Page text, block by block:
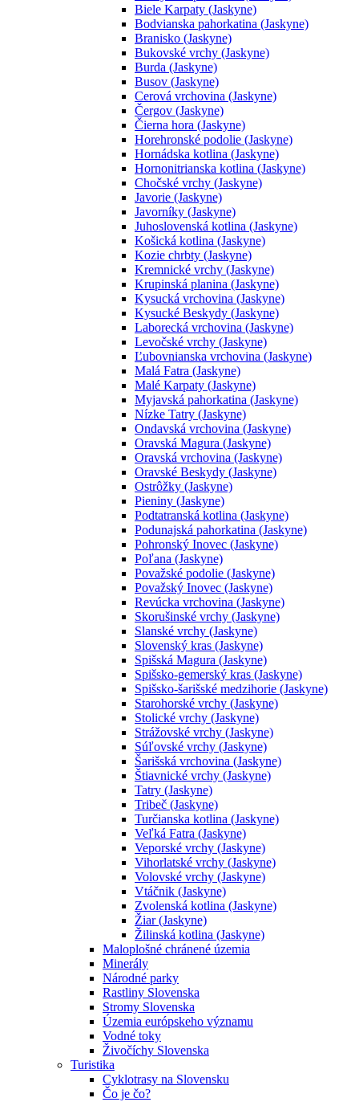
Biele Karpaty (Jaskyne)
Bodvianska pahorkatina (Jaskyne)
Branisko (Jaskyne)
Bukovské vrchy (Jaskyne)
Burda (Jaskyne)
Busov (Jaskyne)
Cerová vrchovina (Jaskyne)
Čergov (Jaskyne)
Čierna hora (Jaskyne)
Horehronské podolie (Jaskyne)
Hornádska kotlina (Jaskyne)
Hornonitrianska kotlina (Jaskyne)
Chočské vrchy (Jaskyne)
Javorie (Jaskyne)
Javorníky (Jaskyne)
Juhoslovenská kotlina (Jaskyne)
Košická kotlina (Jaskyne)
Kozie chrbty (Jaskyne)
Kremnické vrchy (Jaskyne)
Krupinská planina (Jaskyne)
Kysucká vrchovina (Jaskyne)
Kysucké Beskydy (Jaskyne)
Laborecká vrchovina (Jaskyne)
Levočské vrchy (Jaskyne)
Ľubovnianska vrchovina (Jaskyne)
Malá Fatra (Jaskyne)
Malé Karpaty (Jaskyne)
Myjavská pahorkatina (Jaskyne)
Nízke Tatry (Jaskyne)
Ondavská vrchovina (Jaskyne)
Oravská Magura (Jaskyne)
Oravská vrchovina (Jaskyne)
Oravské Beskydy (Jaskyne)
Ostrôžky (Jaskyne)
Pieniny (Jaskyne)
Podtatranská kotlina (Jaskyne)
Podunajská pahorkatina (Jaskyne)
Pohronský Inovec (Jaskyne)
Poľana (Jaskyne)
Považské podolie (Jaskyne)
Považský Inovec (Jaskyne)
Revúcka vrchovina (Jaskyne)
Skorušinské vrchy (Jaskyne)
Slanské vrchy (Jaskyne)
Slovenský kras (Jaskyne)
Spišská Magura (Jaskyne)
Spišsko-gemerský kras (Jaskyne)
Spišsko-šarišské medzihorie (Jaskyne)
Starohorské vrchy (Jaskyne)
Stolické vrchy (Jaskyne)
Strážovské vrchy (Jaskyne)
Súľovské vrchy (Jaskyne)
Šarišská vrchovina (Jaskyne)
Štiavnické vrchy (Jaskyne)
Tatry (Jaskyne)
Tribeč (Jaskyne)
Turčianska kotlina (Jaskyne)
Veľká Fatra (Jaskyne)
Veporské vrchy (Jaskyne)
Vihorlatské vrchy (Jaskyne)
Volovské vrchy (Jaskyne)
Vtáčnik (Jaskyne)
Zvolenská kotlina (Jaskyne)
Žiar (Jaskyne)
Žilinská kotlina (Jaskyne)
Maloplošné chránené územia
Minerály
Národné parky
Rastliny Slovenska
Stromy Slovenska
Územia európskeho významu
Vodné toky
Živočíchy Slovenska
Turistika
Cyklotrasy na Slovensku
Čo je čo?